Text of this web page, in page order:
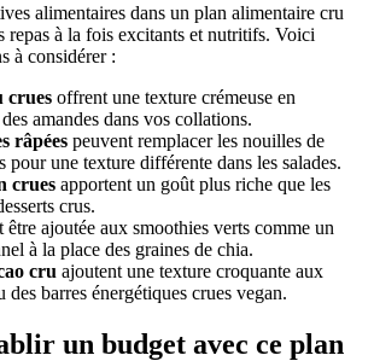
alimentaires dans un plan alimentaire cru
repas à la fois excitants et nutritifs. Voici
à considérer :
crues offrent une texture crémeuse en
amandes dans vos collations.
râpées peuvent remplacer les nouilles de
pour une texture différente dans les salades.
crues apportent un goût plus riche que les
crus.
être ajoutée aux smoothies verts comme un
à la place des graines de chia.
cru ajoutent une texture croquante aux
des barres énergétiques crues vegan.
un budget avec ce plan